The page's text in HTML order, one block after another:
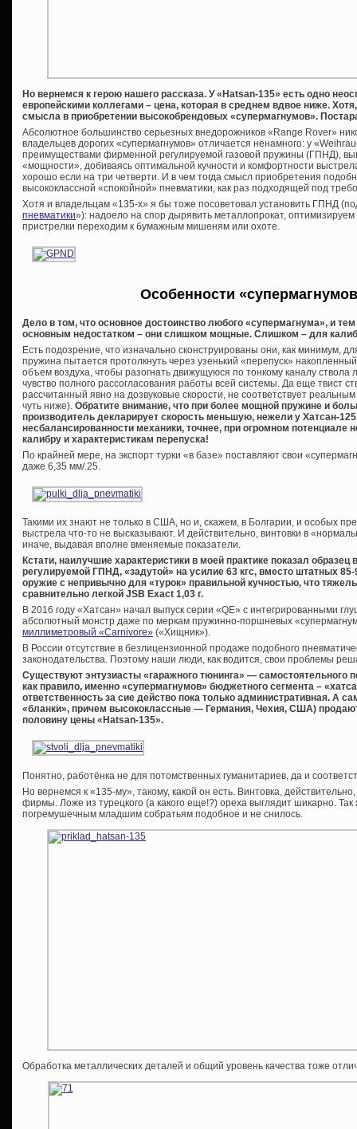
Но вернемся к герою нашего рассказа. У «Hatsan-135» есть одно
европейскими коллегами – цена, которая в среднем вдвое ниже.
смысла в приобретении высокобрендовых «супермагнумов».
Абсолютное большинство серьезных внедорожников «Range Rover»
владельцев дорогих «супермагнумов» отличается ненамного: у
преимуществами фирменной регулируемой газовой пружины (ГПНД),
«мощности», добиваясь оптимальной кучности и комфортности
хорошо если на три четверти. И в чем тогда смысл приобретения
высококлассной «спокойной» пневматики, как раз подходящей под
Хотя и владельцам «135-х» я бы тоже посоветовал установить ГПНД
пневматики»): надоело на спор дырявить металлопрокат,
пристрелки переходим к бумажным мишеням или охоте.
Особенности
Дело в том, что основное достоинство любого «супермагнума», и
основным недостатком – они слишком мощные. Слишком – для
Есть подозрение, что изначально сконструированы они, как минимум,
пружина пытается протолкнуть через узенький «перепуск»
объем воздуха, чтобы разогнать движущуюся по тонкому каналу ствола
чувство полного рассогласования работы всей системы. Да еще твист
рассчитанный явно на дозвуковые скорости, не соответствует
чуть ниже). Обратите внимание, что при более мощной пружине и
производитель декларирует скорость меньшую, нежели у Хатсан-
несбалансированности механики, точнее, при огромном потенциале
калибру и характеристикам перепуска!
По крайней мере, на экспорт турки «в базе» поставляют свои
даже 6,35 мм/.25.
Такими их знают не только в США, но и, скажем, в Болгарии, и особых
выстрела что-то не высказывают. И действительно, винтовки в
иначе, выдавая вполне вменяемые показатели.
Кстати, наилучшие характеристики в моей практике показал
регулируемой ГПНД, «задутой» на усилие 63 кгс, вместо штатных
оружие с непривычно для «турок» правильной кучностью, что
сравнительно легкой JSB Exact 1,03 г.
В 2016 году «Хатсан» начал выпуск серии «QE» с интегрированными
абсолютный монстр даже по меркам пружинно-поршневых
миллиметровый «Carnivore» («Хищник»).
В России отсутствие в безлицензионной продаже подобного
законодательства. Поэтому наши люди, как водится, свои проблемы
Существуют энтузиасты «гаражного тюнинга» — самостоятельного
как правило, именно «супермагнумов» бюджетного сегмента –
ответственность за сие действо пока только административная. А
«бланки», причем высококлассные — Германия, Чехия, США)
половину цены «Hatsan-135».
Понятно, работёнка не для потомственных гуманитариев, да и
Но вернемся к «135-му», такому, какой он есть. Винтовка,
фирмы. Ложе из турецкого (а какого еще!?) ореха выглядит шикарно.
погремушечным младшим собратьям подобное и не снилось.
Обработка металлических деталей и общий уровень качества тоже